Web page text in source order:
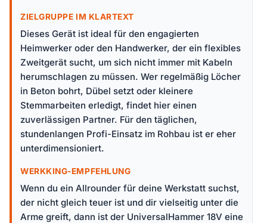
ZIELGRUPPE IM KLARTEXT
Dieses Gerät ist ideal für den engagierten
Heimwerker oder den Handwerker, der ein flexibles
Zweitgerät sucht, um sich nicht immer mit Kabeln
herumschlagen zu müssen. Wer regelmäßig Löcher
in Beton bohrt, Dübel setzt oder kleinere
Stemmarbeiten erledigt, findet hier einen
zuverlässigen Partner. Für den täglichen,
stundenlangen Profi-Einsatz im Rohbau ist er eher
unterdimensioniert.
WERKKING-EMPFEHLUNG
Wenn du ein Allrounder für deine Werkstatt suchst,
der nicht gleich teuer ist und dir vielseitig unter die
Arme greift, dann ist der UniversalHammer 18V eine